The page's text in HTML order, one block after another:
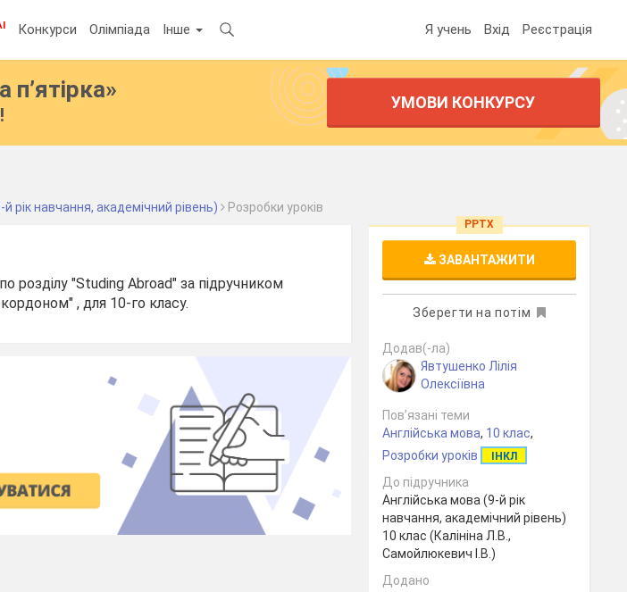
Конкурси Олімпіада Інше Я учень Вхід Реєстрація
п’ятірка» УМОВИ КОНКУРСУ
рік навчання, академічний рівень) Розробки уроків
розділу "Studing Abroad" за підручником
, для 10-го класу.
PPTX
ЗАВАНТАЖИТИ
Зберегти на потім
Додав(-ла)
Явтушенко Лілія
Олексіївна
Пов’язані теми
Англійська мова, 10 клас,
Розробки уроків
ІНКЛ
До підручника
Англійська мова (9-й рік
навчання, академічний рівень)
10 клас (Калініна Л.В.,
Самойлюкевич І.В.)
Додано